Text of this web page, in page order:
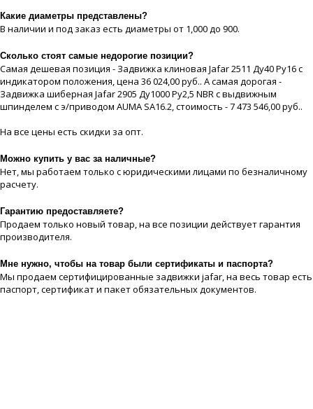
Какие диaметры представлены?
В наличии и под заказ есть диaметры от 1,000 до 900.
Сколько стоят самые недорогие позиции?
Самая дешевая позиция - Задвижка клиновая Jafar 2511 Ду40 Ру16 с
индикатором положения, цeна 36 024,00 руб.. А самая дорогая -
Задвижка шиберная Jafar 2905 Ду1000 Ру2,5 NBR с выдвижным
шпинделем с э/приводом AUMA SA16.2, стоимость - 7 473 546,00 руб..
На все цeны есть скидки за опт.
Можно купить у вас за наличные?
Нет, мы работаем только с юридическими лицами по безналичному
расчету.
Гарантию предоставляете?
Продаем только новый товар, на все позиции действует гарантия
производителя.
Мне нужно, чтобы на товар были сертификаты и паспорта?
Мы продаем сертифицированные задвижки jafar, на весь товар есть
паспорт, сертификат и пакет обязательных документов.